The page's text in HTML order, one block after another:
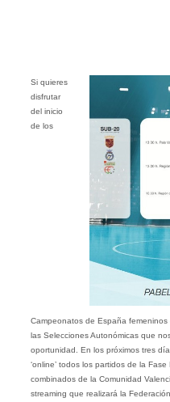
Si quieres
disfrutar
del inicio
de los
Campeonatos de España
las Selecciones Autonómicas que
oportunidad. En los próximos tres
‘online’ todos los partidos de la
combinados de la Comunidad
streaming que realizará la